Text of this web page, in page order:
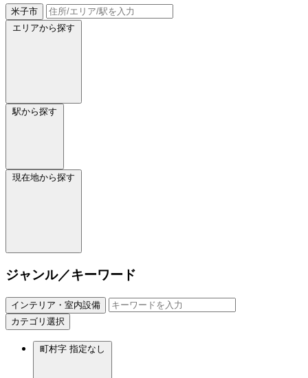
米子市
エリアから探す
駅から探す
現在地から探す
ジャンル／キーワード
インテリア・室内設備
カテゴリ選択
町村字 指定なし